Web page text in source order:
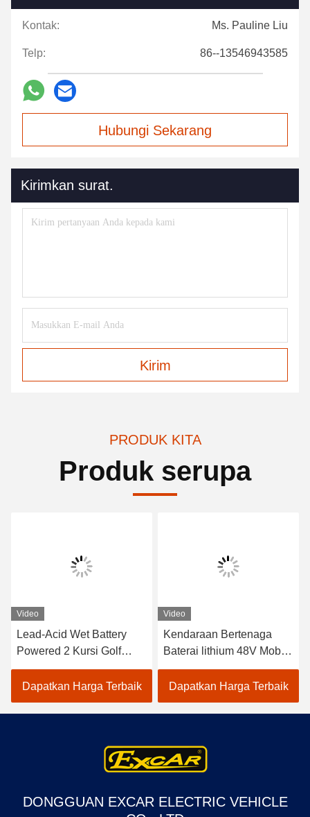
Kontak: Ms. Pauline Liu
Telp: 86--13546943585
Hubungi Sekarang
Kirimkan surat.
Kirim
PRODUK KITA
Produk serupa
Video
Lead-Acid Wet Battery
Powered 2 Kursi Golf
Carts / Electric Buggy Car
Golf
Dapatkan Harga Terbaik
Video
Kendaraan Bertenaga
Baterai lithium 48V Mobil
Golf Listrik EXCAR
A1S6+2 Putih
Dapatkan Harga Terbaik
DONGGUAN EXCAR ELECTRIC VEHICLE